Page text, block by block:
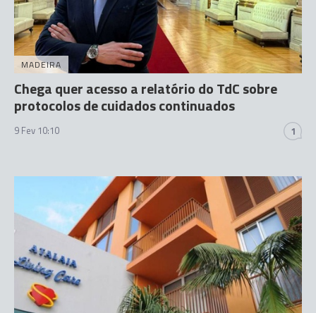
MADEIRA
Chega quer acesso a relatório do TdC sobre
protocolos de cuidados continuados
9 Fev 10:10 1